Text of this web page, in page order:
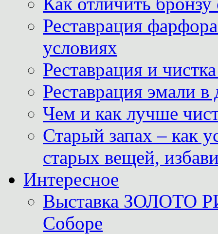
Реставрация
условиях
Реставрация и
Реставрация эмали
Чем и как лучше
Старый запах – как
старых вещей,
Интересное
Выставка ЗОЛОТО
Соборе